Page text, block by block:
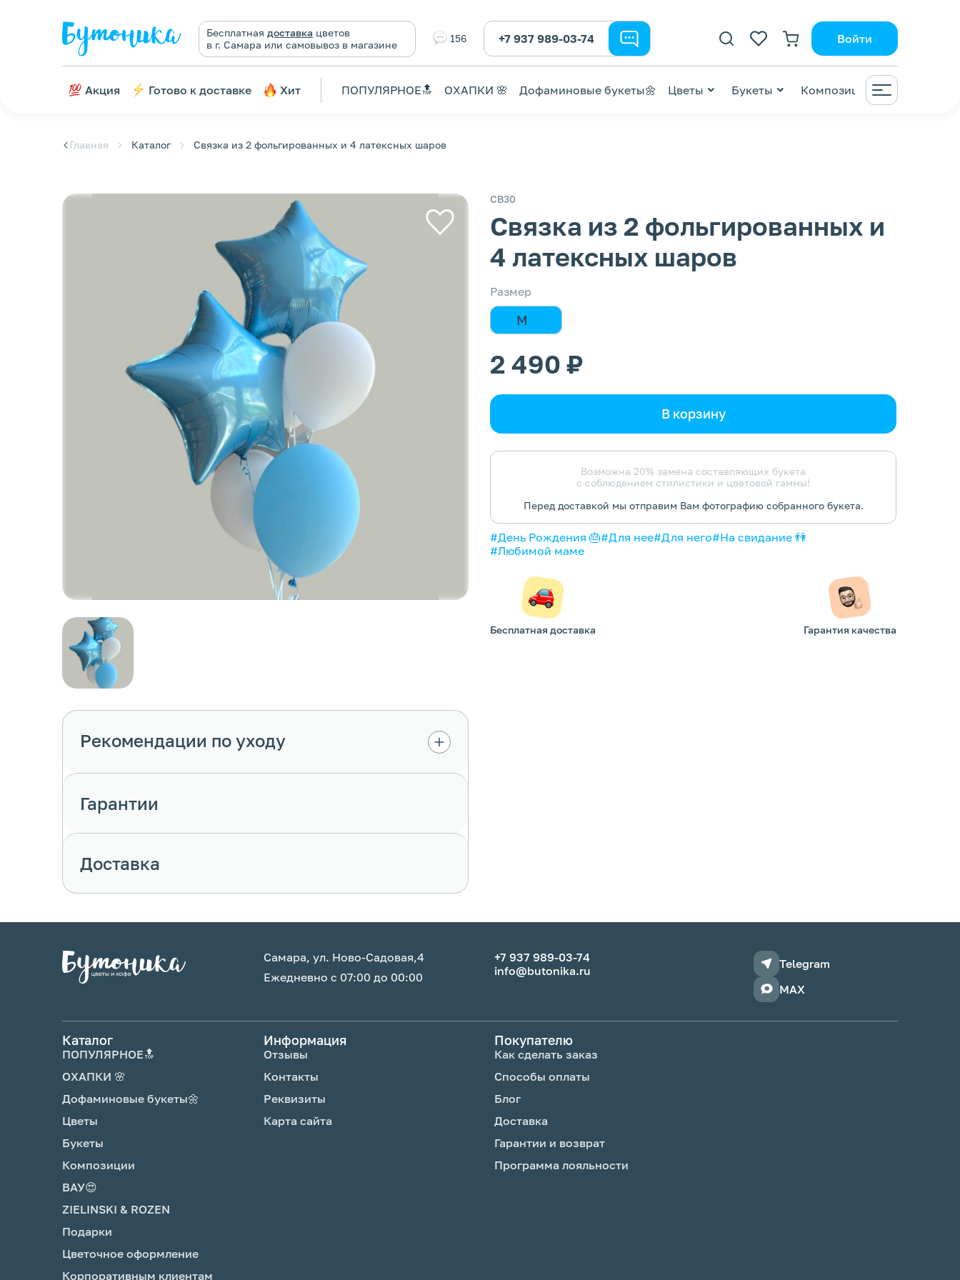
Бесплатная доставка цветов
в г. Самара или самовывоз в магазине
156 +7 937 989-03-74 Войти
Акция Готово к доставке Хит ПОПУЛЯРНОЕ🔝 ОХАПКИ 🌸 Дофаминовые букеты🌼 Цветы Букеты Композиции
Главная Каталог Связка из 2 фольгированных и 4 латексных шаров
Рекомендации по уходу
Гарантии
Доставка
СВ30
Связка из 2 фольгированных и
4 латексных шаров
Размер
M
2 490 ₽
В корзину
Возможна 20% замена составляющих букета
с соблюдением стилистики и цветовой гаммы!
Перед доставкой мы отправим Вам фотографию собранного букета.
#День Рождения 🎂#Для нее#Для него#На свидание 👫
#Любимой маме
Бесплатная доставка Гарантия качества
Самара, ул. Ново-Садовая,4
Ежедневно с 07:00 до 00:00
+7 937 989-03-74
info@butonika.ru
Telegram
MAX
Каталог
ПОПУЛЯРНОЕ🔝
ОХАПКИ 🌸
Дофаминовые букеты🌼
Цветы
Букеты
Композиции
ВАУ😍
ZIELINSKI & ROZEN
Подарки
Цветочное оформление
Корпоративным клиентам
Информация
Отзывы
Контакты
Реквизиты
Карта сайта
Покупателю
Как сделать заказ
Способы оплаты
Блог
Доставка
Гарантии и возврат
Программа лояльности